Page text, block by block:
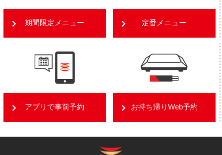
期間限定メニュー 定番メニュー
アプリで事前予約 お持ち帰りWeb予約